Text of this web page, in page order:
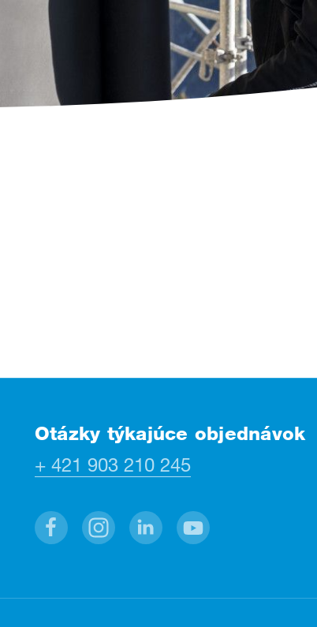
Otázky týkajúce objednávok
+ 421 903 210 245